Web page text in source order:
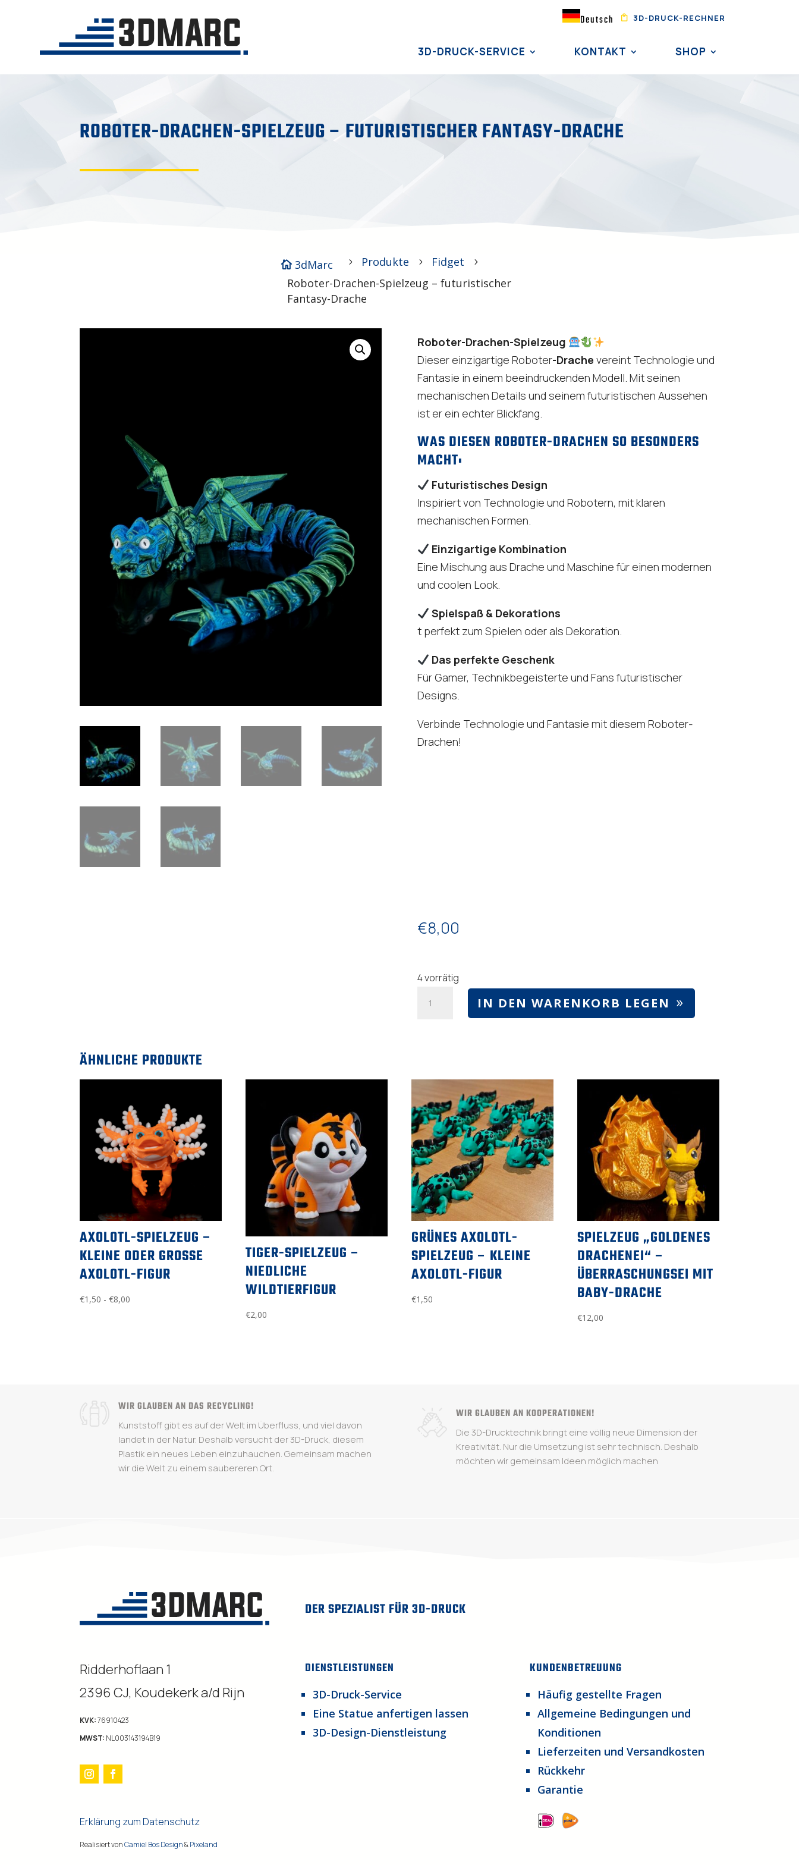
Deutsch 3D-DRUCK-RECHNER
3D-DRUCK-SERVICE KONTAKT SHOP
ROBOTER-DRACHEN-SPIELZEUG – FUTURISTISCHER FANTASY-DRACHE
 3dMarc 5 Produkte 5 Fidget 5
Roboter-Drachen-Spielzeug – futuristischer
Fantasy-Drache
Roboter-Drachen-Spielzeug
Dieser einzigartige Roboter-Drache vereint Technologie und
Fantasie in einem beeindruckenden Modell. Mit seinen
mechanischen Details und seinem futuristischen Aussehen
ist er ein echter Blickfang.
WAS DIESEN ROBOTER-DRACHEN SO BESONDERS
MACHT:
Futuristisches Design
Inspiriert von Technologie und Robotern, mit klaren
mechanischen Formen.
Einzigartige Kombination
Eine Mischung aus Drache und Maschine für einen modernen
und coolen Look.
Spielspaß & Dekorations
t perfekt zum Spielen oder als Dekoration.
Das perfekte Geschenk
Für Gamer, Technikbegeisterte und Fans futuristischer
Designs.
Verbinde Technologie und Fantasie mit diesem Roboter-
Drachen!
€8,00
4 vorrätig
Fantasy-
Drache
IN DEN WARENKORB LEGEN
ÄHNLICHE PRODUKTE
AXOLOTL-SPIELZEUG –
KLEINE ODER GROSSE A
XOLOTL-FIGUR
€1,50 - €8,00
TIGER-SPIELZEUG –
NIEDLICHE
WILDTIERFIGUR
€2,00
GRÜNES AXOLOTL-
SPIELZEUG – KLEINE
AXOLOTL-FIGUR
€1,50
SPIELZEUG „GOLDENES
DRACHENEI“ –
ÜBERRASCHUNGSEI MIT
BABY-DRACHE
€12,00
WIR GLAUBEN AN DAS RECYCLING!
Kunststoff gibt es auf der Welt im Überfluss, und viel davon
landet in der Natur. Deshalb versucht der 3D-Druck, diesem
Plastik ein neues Leben einzuhauchen. Gemeinsam machen
wir die Welt zu einem saubereren Ort.
WIR GLAUBEN AN KOOPERATIONEN!
Die 3D-Drucktechnik bringt eine völlig neue Dimension der
Kreativität. Nur die Umsetzung ist sehr technisch. Deshalb
möchten wir gemeinsam Ideen möglich machen
DER SPEZIALIST FÜR 3D-DRUCK
Ridderhoflaan 1
2396 CJ, Koudekerk a/d Rijn
KVK:76910423
MWST: NL003143194B19
DIENSTLEISTUNGEN
3D-Druck-Service
Eine Statue anfertigen lassen
3D-Design-Dienstleistung
KUNDENBETREUUNG
Häufig gestellte Fragen
Allgemeine Bedingungen und
Konditionen
Lieferzeiten und Versandkosten
Rückkehr
Garantie
Erklärung zum Datenschutz
Realisiert vonCamiel Bos Design&Pixeland